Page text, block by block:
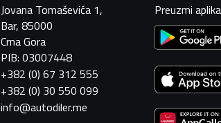
Jovana Tomaševića 1,
Bar, 85000
Crna Gora
PIB: 03007448
+382 (0) 67 312 555
+382 (0) 30 550 099
info@autodiler.me
Preuzmi